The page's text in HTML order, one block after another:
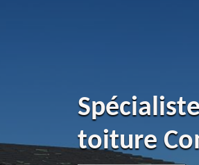
toiture